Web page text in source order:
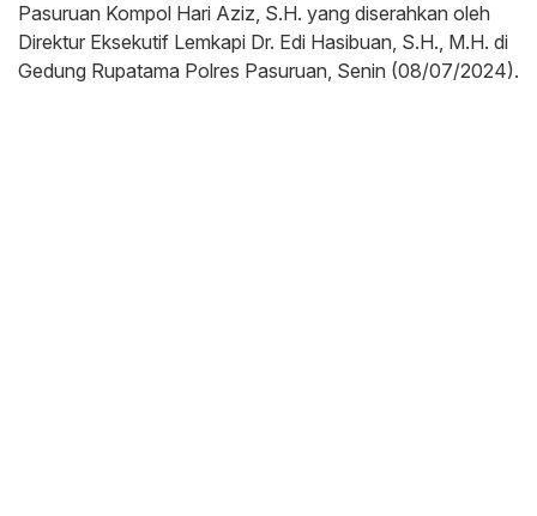
Pasuruan Kompol Hari Aziz, S.H. yang diserahkan oleh
Direktur Eksekutif Lemkapi Dr. Edi Hasibuan, S.H., M.H. di
Gedung Rupatama Polres Pasuruan, Senin (08/07/2024).